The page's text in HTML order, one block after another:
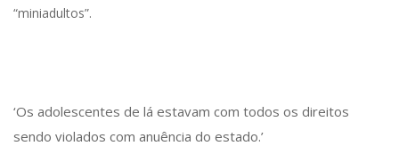
“miniadultos”.
‘Os adolescentes de lá estavam com todos os direitos
sendo violados com anuência do estado.’